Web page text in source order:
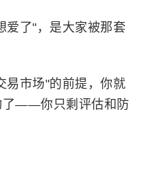
爱了"，是大家被那套
易市场"的前提，你就
了——你只剩评估和防